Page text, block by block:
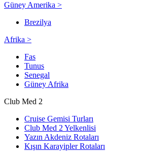
Güney Amerika >
Brezilya
Afrika >
Fas
Tunus
Senegal
Güney Afrika
Club Med 2
Cruise Gemisi Turları
Club Med 2 Yelkenlisi
Yazın Akdeniz Rotaları
Kışın Karayipler Rotaları